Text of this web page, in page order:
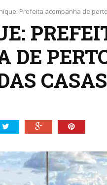
Prefeita acompanha de
DE